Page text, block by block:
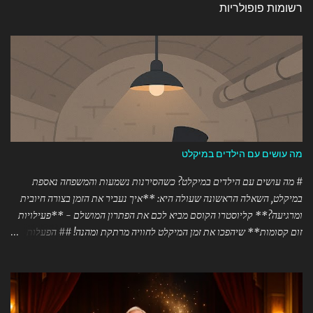
רשומות פופולריות
מה עושים עם הילדים במיקלט
# מה עושים עם הילדים במיקלט? כשהסירנות נשמעות והמשפחה נאספת
במיקלט, השאלה הראשונה שעולה היא: **איך נעביר את הזמן בצורה חיובית
ומרגיעה?** קליוסטרו הקוסם מביא לכם את הפתרון המושלם - **פעילויות
זום קסומות** שיהפכו את זמן המיקלט לחוויה מרתקת ומהנה! ## הפעלות זום
ההפעלה מומלצת לזום מספקת: ### 🎪 מופעי קסמים אינטראקטיביים -
מופעים של 45-90 דקות המותאמים לכל הגילאים - קסמים עם חפצים שיש